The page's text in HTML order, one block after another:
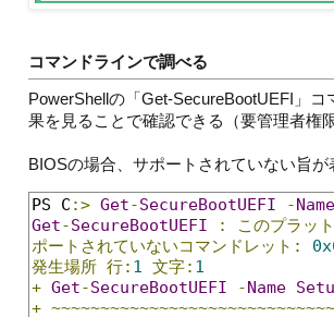
コマンドラインで調べる
PowerShellの「Get-SecureBootUEFI」コ
果を見ることで確認できる（要管理者権限
BIOSの場合、サポートされていない旨が
PS C :> Get-SecureBootUEFI -Name
Get-SecureBootUEFI :
このプラッ
ポートされていないコマンドレット:
発生場所 行: 1 文字: 1
+ Get-SecureBootUEFI -Name
+